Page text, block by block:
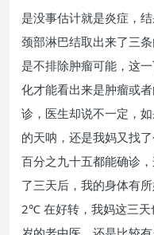
是没事估计就是炎症，
颈部淋巴结取出来了三
是不排除肿瘤可能，这
化才能看出来是肿瘤或
诊，医生却说不一定，
的天呐，还是我妈又找
百分之九十五都能确诊
了三天后，我的身体有
2℃ 在好转，我妈这三天